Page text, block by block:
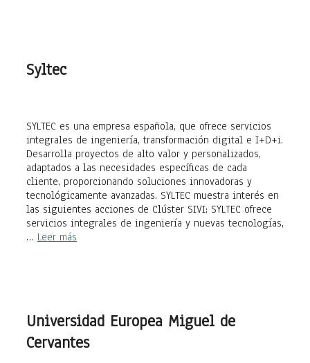
Syltec
SYLTEC es una empresa española, que ofrece servicios
integrales de ingeniería, transformación digital e I+D+i.
Desarrolla proyectos de alto valor y personalizados,
adaptados a las necesidades específicas de cada
cliente, proporcionando soluciones innovadoras y
tecnológicamente avanzadas. SYLTEC muestra interés en
las siguientes acciones de Clúster SIVI: SYLTEC ofrece
servicios integrales de ingeniería y nuevas tecnologías,
… Leer más
Universidad Europea Miguel de
Cervantes